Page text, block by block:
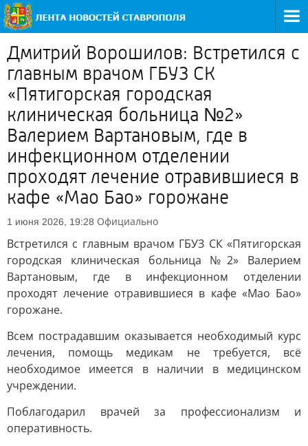
Дмитрий Ворошилов: Встретился с
главным врачом ГБУЗ СК
«Пятигорская городская
клиническая больница №2»
Валерием Вартановым, где в
инфекционном отделении
проходят лечение отравившиеся в
кафе «Мао Бао» горожане
1 июня 2026, 19:28 Официально
Встретился с главным врачом ГБУЗ СК «Пятигорская
городская клиническая больница №2» Валерием
Вартановым, где в инфекционном отделении
проходят лечение отравившиеся в кафе «Мао Бао»
горожане.
Всем пострадавшим оказывается необходимый курс
лечения, помощь медикам не требуется, всё
необходимое имеется в наличии в медицинском
учреждении.
Поблагодарил врачей за профессионализм и
оперативность.